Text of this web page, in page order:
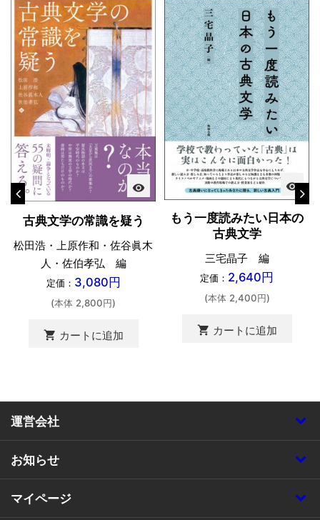
visibility
古典文学の常識を疑う
松田浩・上原作和・佐谷眞木
人・佐伯孝弘 編
定価： 3,080円
(本体 2,800円)
shopping_cart カートに追加
visibility
もう一度読みたい日本の
古典文学
三宅晶子 編
定価： 2,640円
(本体 2,400円)
shopping_cart カートに追加
運営会社
お知らせ
マイページ